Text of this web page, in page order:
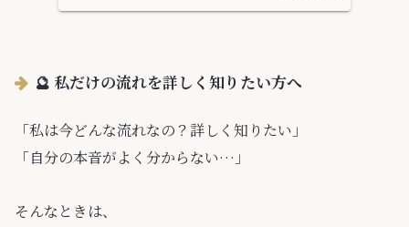
🔮 私だけの流れを詳しく知りたい方へ
「私は今どんな流れなの？詳しく知りたい」
「自分の本音がよく分からない…」
そんなときは、